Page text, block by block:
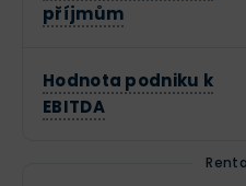
příjmům
Hodnota podniku k
EBITDA